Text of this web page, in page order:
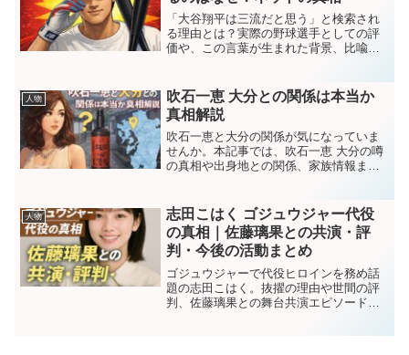
「大谷翔平は三流だと思う」と検索され
る理由とは？実際の野球選手としての評
価や、この言葉が生まれた背景、比喩と
す。
人物
吹石一恵 大分との関係は本当か
真相解説
吹石一恵と大分の関係が気になっていま
せんか。本記事では、吹石一恵 大分の噂
の真相や出身地との関係、家族情報まで
わかりやすく整理しました。
人物
志田こはく ゴジュウジャー代役
の真相｜佐藤璃果との共演・評
判・今後の活動まとめ
ゴジュウジャーで代役ヒロインを務め話
題の志田こはく。抜擢の理由や世間の評
判、佐藤璃果との舞台共演エピソード、